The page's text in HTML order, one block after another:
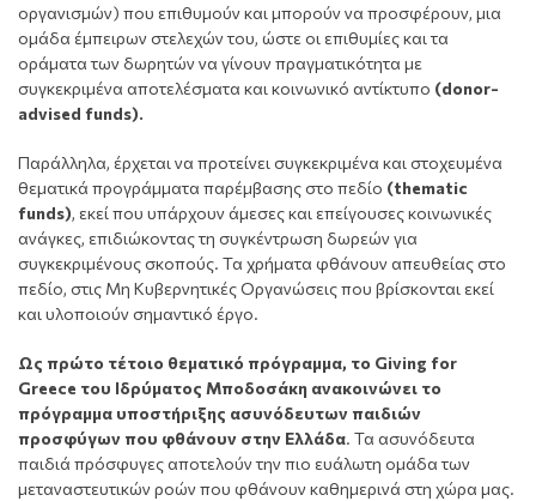
οργανισμών) που επιθυμούν και μπορούν να προσφέρουν, μια
ομάδα έμπειρων στελεχών του, ώστε οι επιθυμίες και τα
οράματα των δωρητών να γίνουν πραγματικότητα με
συγκεκριμένα αποτελέσματα και κοινωνικό αντίκτυπο (donor-
advised funds).
Παράλληλα, έρχεται να προτείνει συγκεκριμένα και στοχευμένα
θεματικά προγράμματα παρέμβασης στο πεδίο (thematic
funds), εκεί που υπάρχουν άμεσες και επείγουσες κοινωνικές
ανάγκες, επιδιώκοντας τη συγκέντρωση δωρεών για
συγκεκριμένους σκοπούς. Τα χρήματα φθάνουν απευθείας στο
πεδίο, στις Μη Κυβερνητικές Οργανώσεις που βρίσκονται εκεί
και υλοποιούν σημαντικό έργο.
Ως πρώτο τέτοιο θεματικό πρόγραμμα, το Giving for
Greece του Ιδρύματος Μποδοσάκη ανακοινώνει το
πρόγραμμα υποστήριξης ασυνόδευτων παιδιών
προσφύγων που φθάνουν στην Ελλάδα. Τα ασυνόδευτα
παιδιά πρόσφυγες αποτελούν την πιο ευάλωτη ομάδα των
μεταναστευτικών ροών που φθάνουν καθημερινά στη χώρα μας.